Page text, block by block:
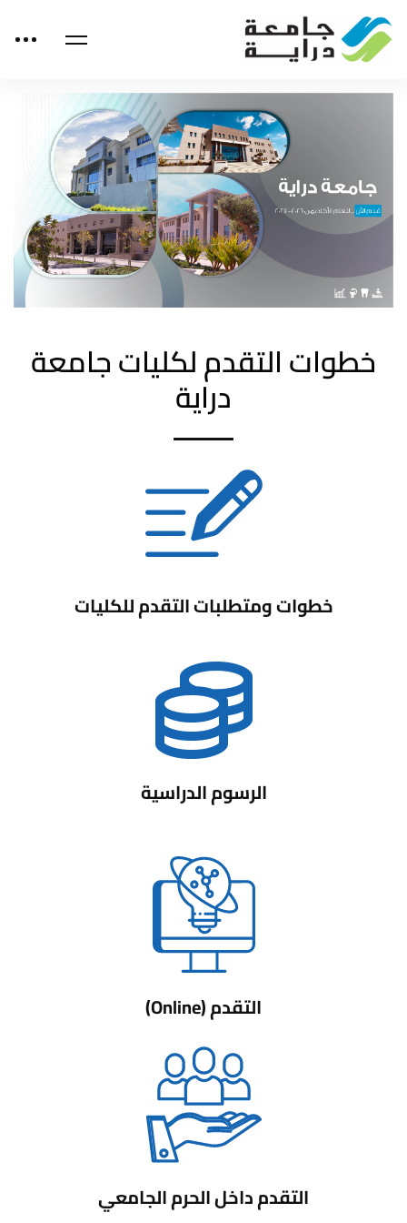
خطوات التقدم لكليات جامعة
دراية
خطوات ومتطلبات التقدم للكليات
الرسوم الدراسية
التقدم (Online)
التقدم داخل الحرم الجامعي